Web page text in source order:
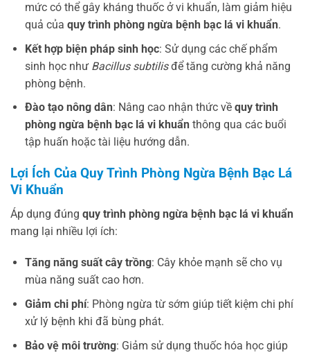
mức có thể gây kháng thuốc ở vi khuẩn, làm giảm hiệu
quả của quy trình phòng ngừa bệnh bạc lá vi khuẩn.
Kết hợp biện pháp sinh học: Sử dụng các chế phẩm
sinh học như Bacillus subtilisđể tăng cường khả năng
phòng bệnh.
Đào tạo nông dân: Nâng cao nhận thức về quy trình
phòng ngừa bệnh bạc lá vi khuẩn thông qua các buổi
tập huấn hoặc tài liệu hướng dẫn.
Lợi Ích Của Quy Trình Phòng Ngừa Bệnh Bạc Lá
Vi Khuẩn
Áp dụng đúng quy trình phòng ngừa bệnh bạc lá vi khuẩn
mang lại nhiều lợi ích:
Tăng năng suất cây trồng: Cây khỏe mạnh sẽ cho vụ
mùa năng suất cao hơn.
Giảm chi phí: Phòng ngừa từ sớm giúp tiết kiệm chi phí
xử lý bệnh khi đã bùng phát.
Bảo vệ môi trường: Giảm sử dụng thuốc hóa học giúp